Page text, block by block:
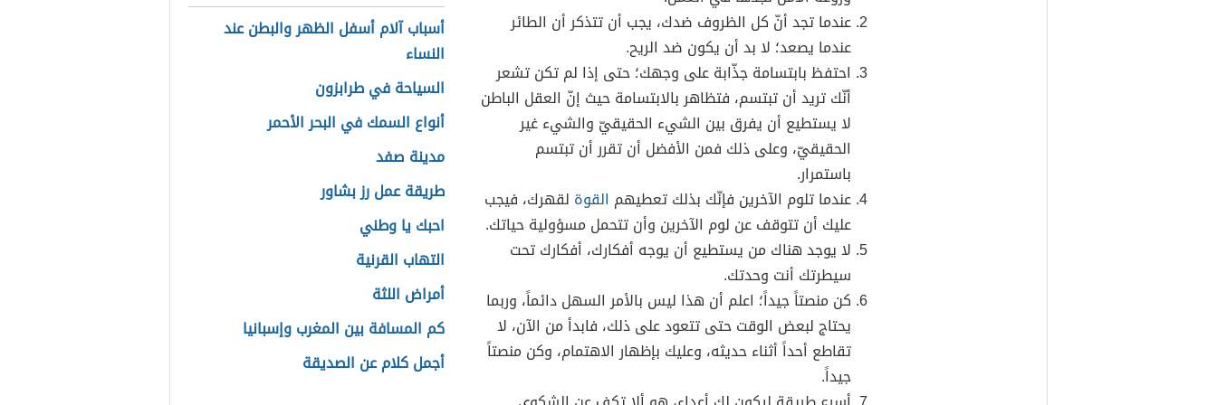
عندما تجد أنّ كل الظروف ضدك، يجب أن تتذكر أن الطائر
عندما يصعد؛ لا بد أن يكون ضد الريح.
احتفظ بابتسامة جذّابة على وجهك؛ حتى إذا لم تكن تشعر
أنّك تريد أن تبتسم، فتظاهر بالابتسامة حيث إنّ العقل الباطن
لا يستطيع أن يفرق بين الشيء الحقيقيّ والشيء غير
الحقيقيّ، وعلى ذلك فمن الأفضل أن تقرر أن تبتسم
باستمرار.
عندما تلوم الآخرين فإنّك بذلك تعطيهم القوة لقهرك، فيجب
عليك أن تتوقف عن لوم الآخرين وأن تتحمل مسؤولية حياتك.
لا يوجد هناك من يستطيع أن يوجه أفكارك، أفكارك تحت
سيطرتك أنت وحدتك.
كن منصتاً جيداً؛ اعلم أن هذا ليس بالأمر السهل دائماً، وربما
يحتاج لبعض الوقت حتى تتعود على ذلك، فابدأ من الآن، لا
تقاطع أحداً أثناء حديثه، وعليك بإظهار الاهتمام، وكن منصتاً
جيداً.
أسباب آلام أسفل الظهر والبطن عند
النساء
السياحة في طرابزون
أنواع السمك في البحر الأحمر
مدينة صفد
طريقة عمل رز بشاور
احبك يا وطني
التهاب القرنية
أمراض اللثة
كم المسافة بين المغرب وإسبانيا
أجمل كلام عن الصديقة